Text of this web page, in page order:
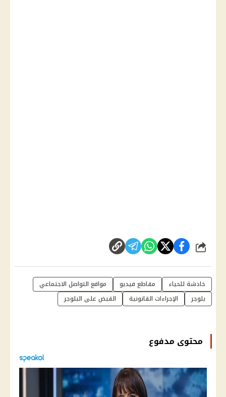
شارك
خادشة للحياء مقاطع فيديو
مواقع التواصل الاجتماعي
بلوجر
الإجراءات القانونية القبض على البلوجر
محتوى مدفوع